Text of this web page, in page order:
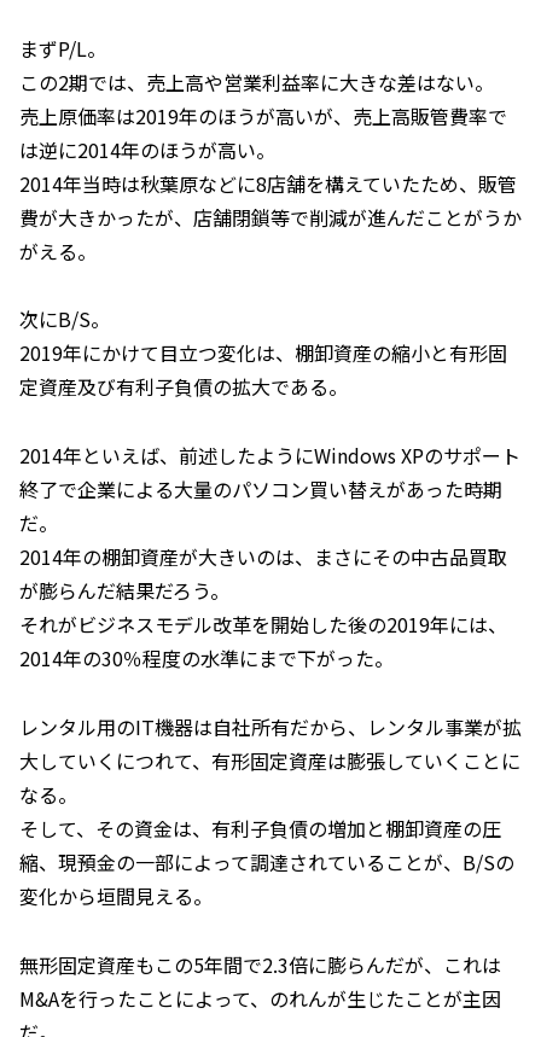
まずP/L。
この2期では、売上高や営業利益率に大きな差はない。
売上原価率は2019年のほうが高いが、売上高販管費率で
は逆に2014年のほうが高い。
2014年当時は秋葉原などに8店舗を構えていたため、販管
費が大きかったが、店舗閉鎖等で削減が進んだことがうか
がえる。
次にB/S。
2019年にかけて目立つ変化は、棚卸資産の縮小と有形固
定資産及び有利子負債の拡大である。
2014年といえば、前述したようにWindows XPのサポート
終了で企業による大量のパソコン買い替えがあった時期
だ。
2014年の棚卸資産が大きいのは、まさにその中古品買取
が膨らんだ結果だろう。
それがビジネスモデル改革を開始した後の2019年には、
2014年の30％程度の水準にまで下がった。
レンタル用のIT機器は自社所有だから、レンタル事業が拡
大していくにつれて、有形固定資産は膨張していくことに
なる。
そして、その資金は、有利子負債の増加と棚卸資産の圧
縮、現預金の一部によって調達されていることが、B/Sの
変化から垣間見える。
無形固定資産もこの5年間で2.3倍に膨らんだが、これは
M&Aを行ったことによって、のれんが生じたことが主因